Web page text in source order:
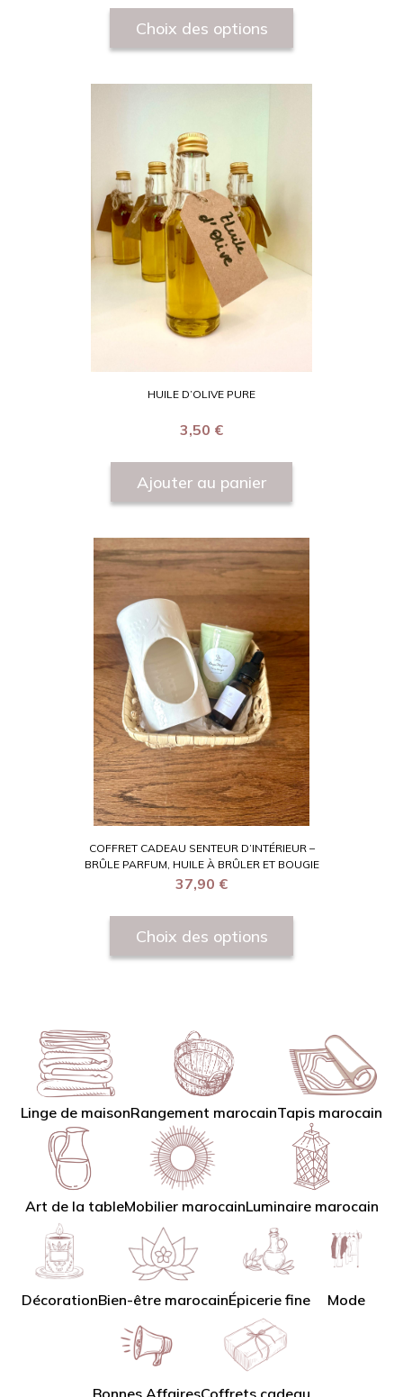
Choix des options
HUILE D’OLIVE PURE
3,50 €
Ajouter au panier
COFFRET CADEAU SENTEUR D’INTÉRIEUR –
BRÛLE PARFUM, HUILE À BRÛLER ET BOUGIE
37,90 €
Choix des options
Linge de maisonRangement marocainTapis marocain
Art de la tableMobilier marocainLuminaire marocain
DécorationBien-être marocainÉpicerie fine Mode
Bonnes AffairesCoffrets cadeau